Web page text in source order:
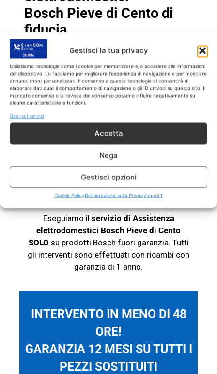
Gestisci la tua privacy
Utilizziamo tecnologie come i cookie per memorizzare e/o accedere alle informazioni
del dispositivo. Lo facciamo per migliorare l'esperienza di navigazione e per mostrare
annunci (non) personalizzati. Il consenso a queste tecnologie ci consentirà di
elaborare dati quali il comportamento di navigazione o gli ID univoci su questo sito. Il
mancato consenso o la revoca del consenso possono influire negativamente su
alcune caratteristiche e funzioni.
Gestisci servizi
Accetta
Nega
Gestisci opzioni
Cookie PolicyDichiarazione sulla PrivacyImprint
Bosch Pieve di Cento di
fiducia
Se allora il tuo elettrodomesticoBosch
garanzia non funziona più o ha dei problemi,
chiamaci con fiducia. Il nostro servizio
Assistenzaelettrodomestici BoschPieve di
Cento esegue riparazioni e assistenza su tutti
gli elettrodomestici di questa marca.
ASSISTENZA
ELETTRODOMESTICI
BOSCH Pieve di Cento
RICAMBI CON GARANZIA 1
ANNO
Eseguiamo il servizio di Assistenza
elettrodomestici Bosch Pieve di Cento
SOLO su prodotti Bosch fuori garanzia. Tutti
gli interventi sono effettuati con ricambi con
garanzia di 1 anno.
INTERVENTO IN MENO DI 48
ORE!
GARANZIA 12 MESI SU TUTTI I
PEZZI SOSTITUITI